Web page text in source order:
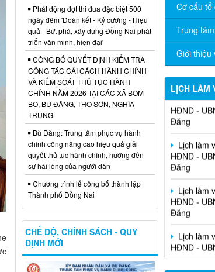
Cơ cấu tổ
Trung
Giới thiệu
LỊCH LÀM
Lịch làm
HĐND -
Đăng
Lịch làm
HĐND -
Đăng
Lịch làm
HĐND -
Đăng
Lịch làm
HĐND -
Đăng
Phát động đợt thi đua đặc biệt 500
ngày đêm 'Đoàn kết - Kỷ cương - Hiệu
quả - Bứt phá, xây dựng Đồng Nai phát
triển văn minh, hiện đại'
CÔNG BỐ QUYẾT ĐỊNH KIỂM TRA
CÔNG TÁC CẢI CÁCH HÀNH CHÍNH
VÀ KIỂM SOÁT THỦ TỤC HÀNH
CHÍNH NĂM 2026 TẠI CÁC XÃ BOM
BO, BÙ ĐĂNG, THỌ SƠN, NGHĨA
TRUNG
Bù Đăng: Trung tâm phục vụ hành
chính công nâng cao hiệu quả giải
quyết thủ tục hành chính, hướng đến
sự hài lòng của người dân
Chương trình lễ công bố thành lập
Thành phố Đồng Nai
CHẾ ĐỘ, CHÍNH SÁCH - QUY
ĐỊNH MỚI